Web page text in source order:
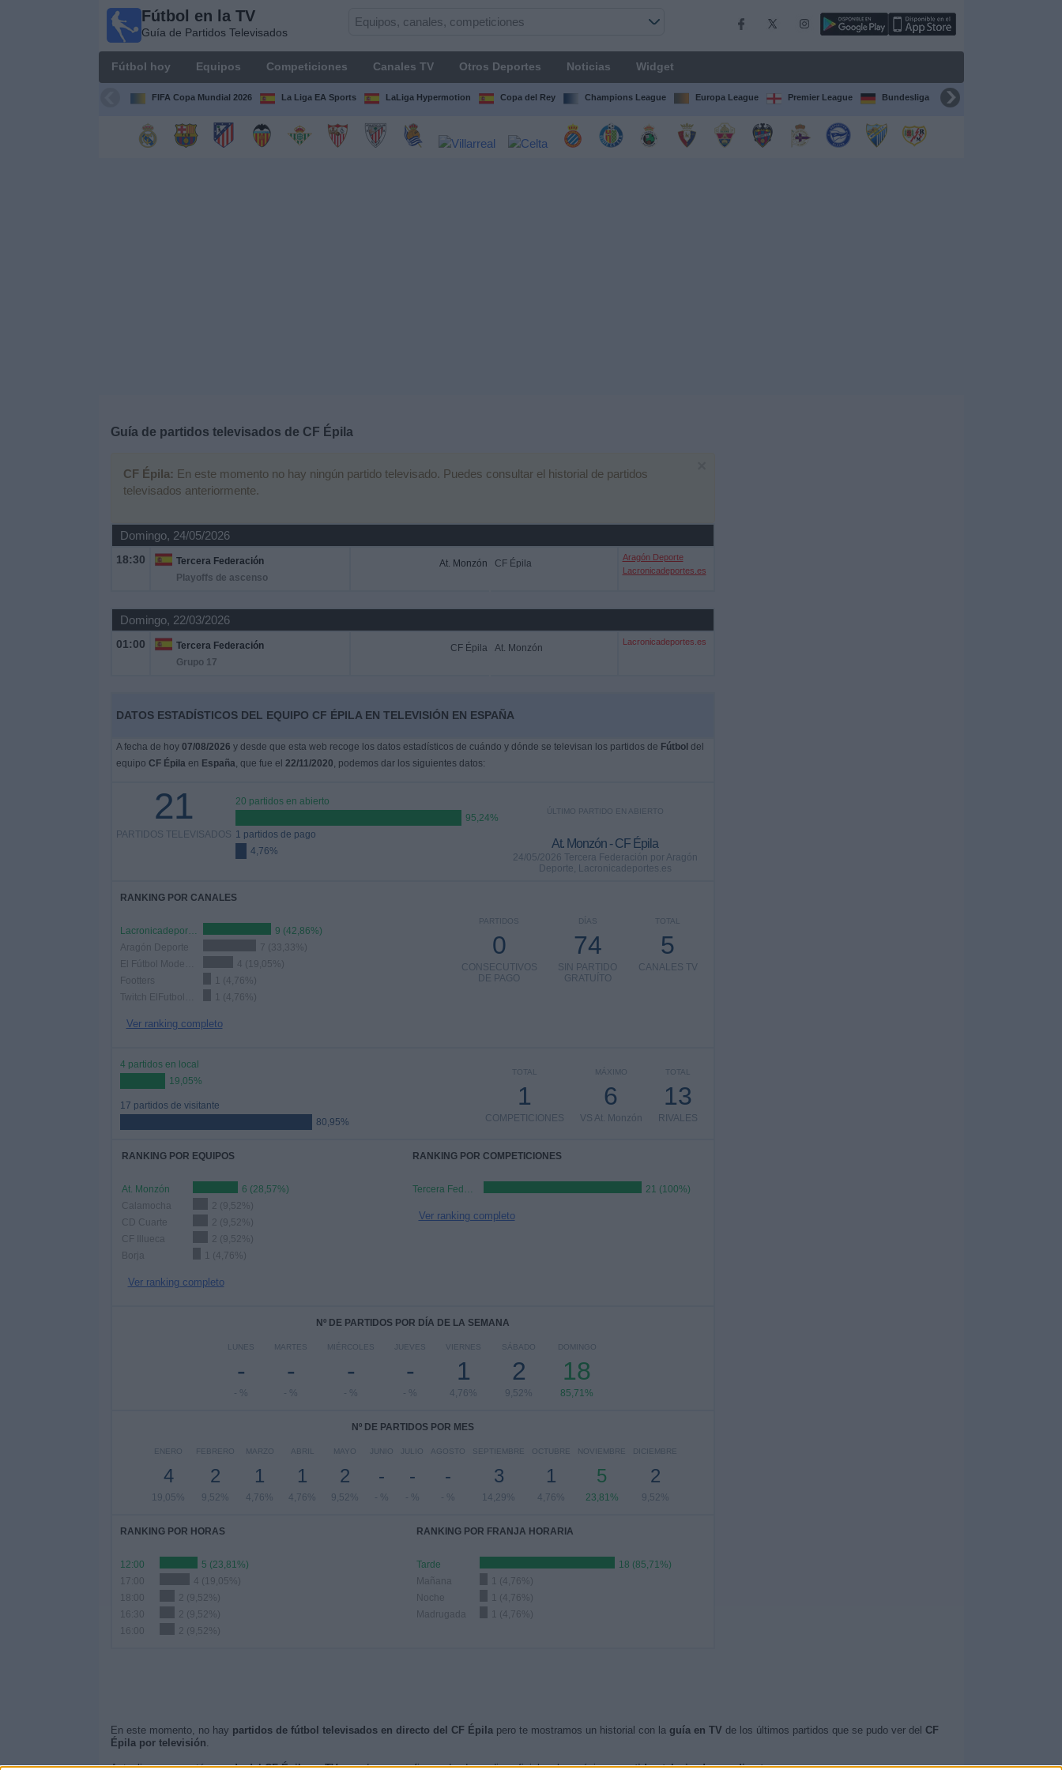
Fútbol en la TV
Guía de Partidos Televisados
Fútbol hoy Equipos Competiciones Canales TV Otros Deportes Noticias Widget
FIFA Copa Mundial 2026 La Liga EA Sports LaLiga Hypermotion Copa del Rey Champions League Europa League Premier League Bundesliga Supercopa de España
Guía de partidos televisados de CF Épila
CF Épila: En este momento no hay ningún partido televisado. Puedes consultar el historial de partidos
televisados anteriormente.
Domingo, 24/05/2026
18:30
Tercera Federación
Playoffs de ascenso
At. Monzón CF Épila
Aragón Deporte
Lacronicadeportes.es
Domingo, 22/03/2026
01:00
Tercera Federación
Grupo 17
CF Épila At. Monzón
Lacronicadeportes.es
DATOS ESTADÍSTICOS DEL EQUIPO CF ÉPILA EN TELEVISIÓN EN ESPAÑA
A fecha de hoy 07/08/2026 y desde que esta web recoge los datos estadísticos de cuándo y dónde se televisan los partidos de Fútbol del
equipo CF Épilaen España, que fue el 22/11/2020, podemos dar los siguientes datos:
21
PARTIDOS TELEVISADOS
20 partidos en abierto
95,24%
1 partidos de pago
4,76%
ÚLTIMO PARTIDO EN ABIERTO
At. Monzón - CF Épila
24/05/2026 Tercera Federación por Aragón
Deporte, Lacronicadeportes.es
RANKING POR CANALES
Lacronicadeportes.es
9 (42,86%)
Aragón Deporte
7 (33,33%)
4 (19,05%)
Footters
1 (4,76%)
1 (4,76%)
Ver ranking completo
TOTAL
5
CANALES TV
DÍAS
74
SIN PARTIDO
GRATUÍTO
PARTIDOS
0
CONSECUTIVOS
DE PAGO
4 partidos en local
19,05%
17 partidos de visitante
80,95%
TOTAL
13
RIVALES
MÁXIMO
6
VS At. Monzón
TOTAL
1
COMPETICIONES
RANKING POR EQUIPOS
At. Monzón
6 (28,57%)
Calamocha
2 (9,52%)
CD Cuarte
2 (9,52%)
CF Illueca
2 (9,52%)
Borja
1 (4,76%)
Ver ranking completo
RANKING POR COMPETICIONES
Tercera Federación 21 (100%)
Ver ranking completo
Nº DE PARTIDOS POR DÍA DE LA SEMANA
LUNES
-
- %
MARTES
-
- %
MIÉRCOLES
-
- %
JUEVES
-
- %
VIERNES
1
4,76%
SÁBADO
2
9,52%
DOMINGO
18
85,71%
Nº DE PARTIDOS POR MES
ENERO
4
19,05%
FEBRERO
2
9,52%
MARZO
1
4,76%
ABRIL
1
4,76%
MAYO
2
9,52%
JUNIO
-
- %
JULIO
-
- %
AGOSTO
-
- %
SEPTIEMBRE
3
14,29%
OCTUBRE
1
4,76%
NOVIEMBRE
5
23,81%
DICIEMBRE
2
9,52%
RANKING POR HORAS
12:00
5 (23,81%)
17:00
4 (19,05%)
18:00
2 (9,52%)
16:30
2 (9,52%)
16:00
2 (9,52%)
RANKING POR FRANJA HORARIA
Tarde
18 (85,71%)
Mañana
1 (4,76%)
Noche
1 (4,76%)
Madrugada
1 (4,76%)
En este momento, no hay partidos de fútbol televisados en directo del CF Épilapero te mostramos un historial con la guía en TV de los últimos partidos que se pudo ver del CF
Épila por televisión.